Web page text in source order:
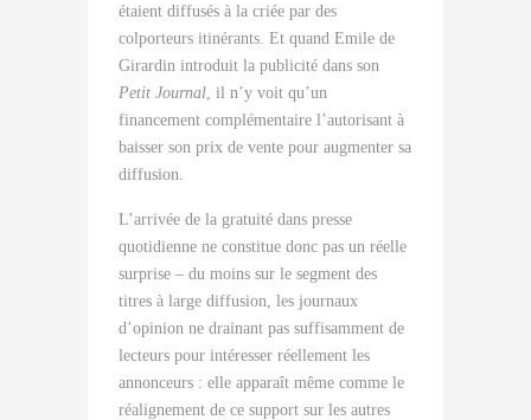
étaient diffusés à la criée par des
colporteurs itinérants. Et quand Emile de
Girardin introduit la publicité dans son
Petit Journal , il n’y voit qu’un
financement complémentaire l’autorisant à
baisser son prix de vente pour augmenter sa
diffusion.
L’arrivée de la gratuité dans presse
quotidienne ne constitue donc pas un réelle
surprise – du moins sur le segment des
titres à large diffusion, les journaux
d’opinion ne drainant pas suffisamment de
lecteurs pour intéresser réellement les
annonceurs : elle apparaît même comme le
réalignement de ce support sur les autres